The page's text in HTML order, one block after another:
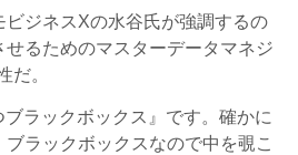
ジネスXの水谷氏が強調するの
るためのマスターデータマネジ
だ。
ラックボックス』です。確かに
ラックボックスなので中を覗こ